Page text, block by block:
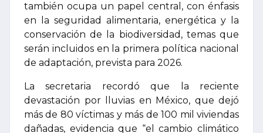
también ocupa un papel central, con énfasis
en la seguridad alimentaria, energética y la
conservación de la biodiversidad, temas que
serán incluidos en la primera política nacional
de adaptación, prevista para 2026.
La secretaria recordó que la reciente
devastación por lluvias en México, que dejó
más de 80 víctimas y más de 100 mil viviendas
dañadas, evidencia que “el cambio climático